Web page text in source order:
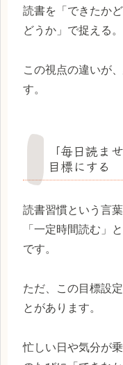
読書を「できたか
どうか」で捉える。
この視点の違いが
す。
「毎日読ま
目標にする
読書習慣という言
「一定時間読む」
です。
ただ、この目標設
とがあります。
忙しい日や気分が